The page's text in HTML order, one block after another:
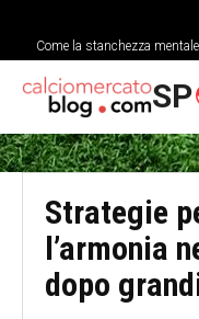
Come la stanchezza
SP
Strategie
l’armonia
dopo